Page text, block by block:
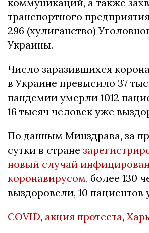
транспортного
296 (хулиганство)
Украины.
Число заразившихся
в Украине превысило 37
пандемии умерли 1012
16 тысяч человек уже
По данным Минздрава, за
сутки в стране
новый случай
коронавирусом, более 130
выздоровели, 10 пациентов
COVID, акция протеста,